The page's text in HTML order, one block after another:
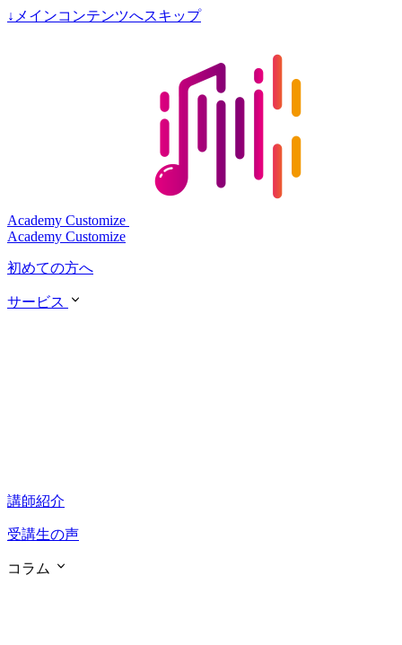
↓ メインコンテンツへスキップ
Academy Customize
Academy Customize
初めての方へ
サービス
講師紹介
受講生の声
コラム